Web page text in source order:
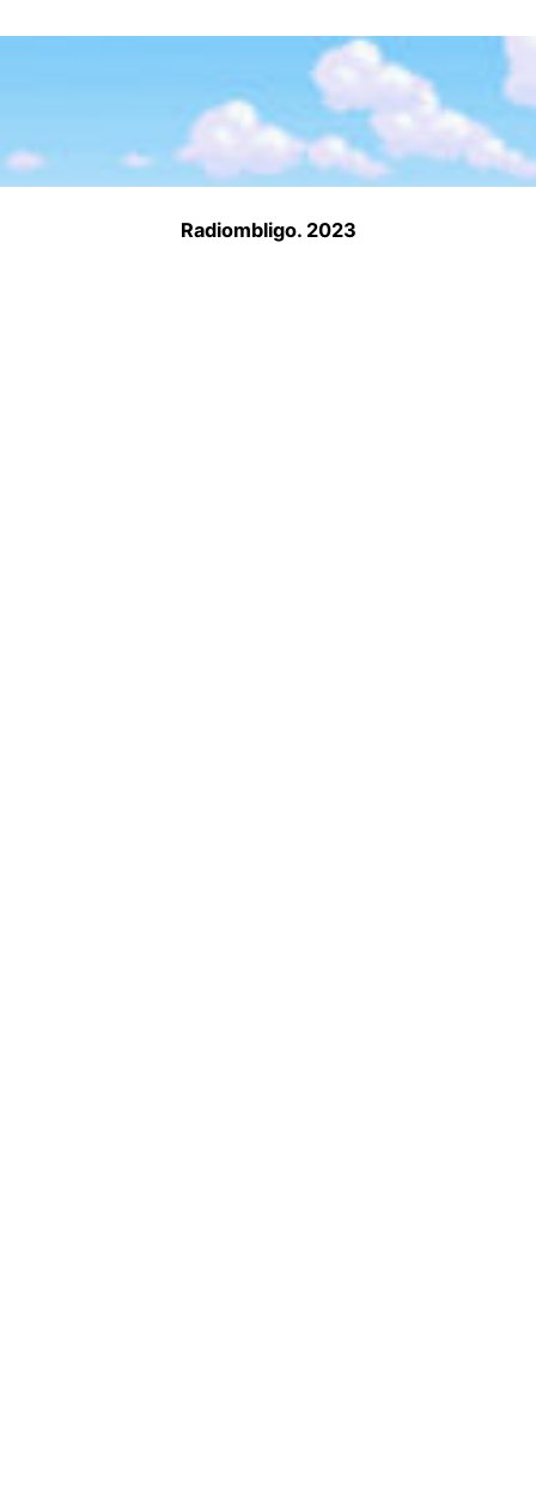
Radiombligo. 2023